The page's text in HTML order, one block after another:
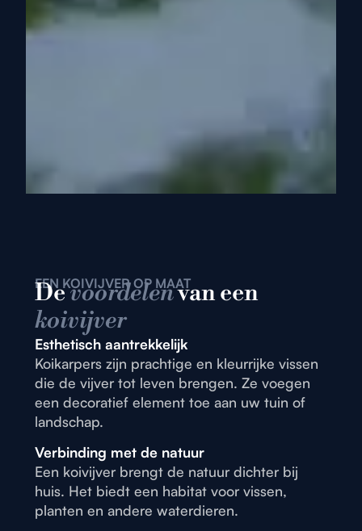
EEN KOIVIJVER OP MAAT
Devoordelenvan een
koivijver
Esthetisch aantrekkelijk
Koikarpers zijn prachtige en kleurrijke vissen
die de vijver tot leven brengen. Ze voegen
een decoratief element toe aan uw tuin of
landschap.
Verbinding met de natuur
Een koivijver brengt de natuur dichter bij
huis. Het biedt een habitat voor vissen,
planten en andere waterdieren.